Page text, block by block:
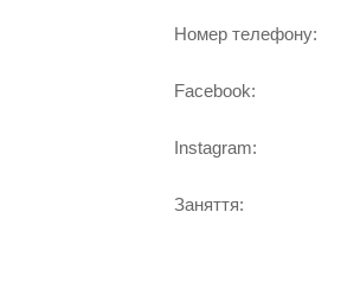
Номер телефону:
Facebook:
Instagram:
Заняття: